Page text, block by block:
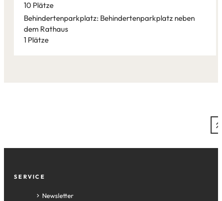
Leaflet|©
10 Plätze
Behindertenparkplatz: Behindertenparkplatz neben
dem Rathaus
1 Plätze
Fußzeile
SERVICE
Newsletter